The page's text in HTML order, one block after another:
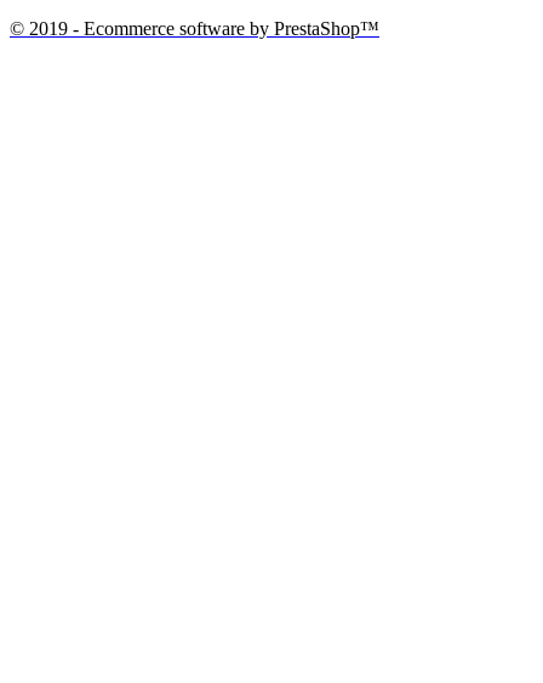
© 2019 - Ecommerce software by PrestaShop™